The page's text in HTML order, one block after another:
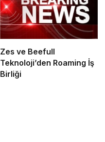
Zes ve Beefull
Teknoloji’den Roaming İş
Birliği